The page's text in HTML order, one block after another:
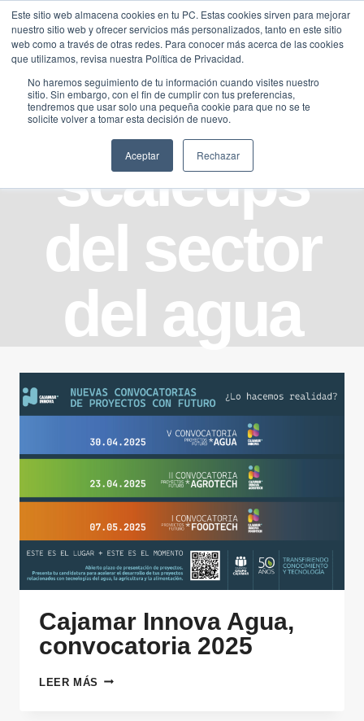
Este sitio web almacena cookies en tu PC. Estas cookies sirven para mejorar
nuestro sitio web y ofrecer servicios más personalizados, tanto en este sitio
web como a través de otras redes. Para conocer más acerca de las cookies
que utilizamos, revisa nuestra Política de Privacidad.
No haremos seguimiento de tu información cuando visites nuestro
sitio. Sin embargo, con el fin de cumplir con tus preferencias,
tendremos que usar solo una pequeña cookie para que no se te
solicite volver a tomar esta decisión de nuevo.
Aceptar Rechazar
Saltar
contenido
scaleups
del sector
del agua
Cajamar Innova Agua,
convocatoria 2025
LEER MÁS CAJAMAR
Traducir »